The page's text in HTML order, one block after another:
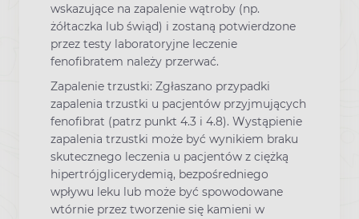
wskazujące na zapalenie wątroby (np.
żółtaczka lub świąd) i zostaną potwierdzone
przez testy laboratoryjne leczenie
fenofibratem należy przerwać.
Zapalenie trzustki: Zgłaszano przypadki
zapalenia trzustki u pacjentów przyjmujących
fenofibrat (patrz punkt 4.3 i 4.8). Wystąpienie
zapalenia trzustki może być wynikiem braku
skutecznego leczenia u pacjentów z ciężką
hipertrójglicerydemią, bezpośredniego
wpływu leku lub może być spowodowane
wtórnie przez tworzenie się kamieni w